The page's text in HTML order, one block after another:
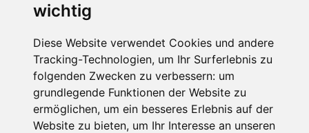
wichtig
Diese Website verwendet Cookies und andere
Tracking-Technologien, um Ihr Surferlebnis zu
folgenden Zwecken zu verbessern: um
grundlegende Funktionen der Website zu
ermöglichen, um ein besseres Erlebnis auf der
Website zu bieten, um Ihr Interesse an unseren
Die Schneehoehen Ski APP für iOS und Android - Ein
Muss für alle Wintersportler und Schneefreaks!